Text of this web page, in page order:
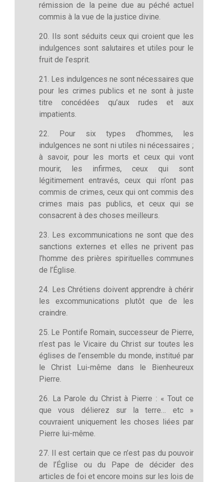
rémission de la peine due au péché actuel
commis à la vue de la justice divine.
20. Ils sont séduits ceux qui croient que les
indulgences sont salutaires et utiles pour le
fruit de l’esprit.
21. Les indulgences ne sont nécessaires que
pour les crimes publics et ne sont à juste
titre concédées qu’aux rudes et aux
impatients.
22. Pour six types d’hommes, les
indulgences ne sont ni utiles ni nécessaires ;
à savoir, pour les morts et ceux qui vont
mourir, les infirmes, ceux qui sont
légitimement entravés, ceux qui n’ont pas
commis de crimes, ceux qui ont commis des
crimes mais pas publics, et ceux qui se
consacrent à des choses meilleurs.
23. Les excommunications ne sont que des
sanctions externes et elles ne privent pas
l’homme des prières spirituelles communes
de l’Église.
24. Les Chrétiens doivent apprendre à chérir
les excommunications plutôt que de les
craindre.
25. Le Pontife Romain, successeur de Pierre,
n’est pas le Vicaire du Christ sur toutes les
églises de l’ensemble du monde, institué par
le Christ Lui-même dans le Bienheureux
Pierre.
26. La Parole du Christ à Pierre : « Tout ce
que vous délierez sur la terre… etc »
couvraient uniquement les choses liées par
Pierre lui-même.
27. Il est certain que ce n’est pas du pouvoir
de l’Église ou du Pape de décider des
articles de foi et encore moins sur les lois de